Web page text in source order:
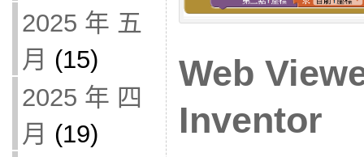
2025 年 五
月 (15)
2025 年 四
月 (19)
Web
Inventor